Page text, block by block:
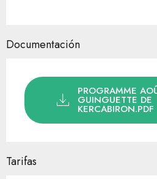
Documentación
PROGRAMME
GUINGUETTE DE
KERCABIRON.PDF
Tarifas